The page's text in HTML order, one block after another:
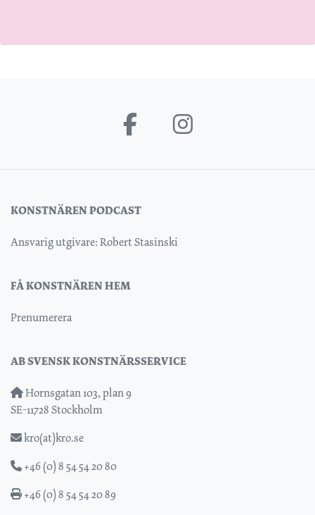
KONSTNÄREN PODCAST
Ansvarig utgivare: Robert Stasinski
FÅ KONSTNÄREN HEM
Prenumerera
AB SVENSK KONSTNÄRSSERVICE
Hornsgatan 103, plan 9
SE-11728 Stockholm
kro(at)kro.se
+46 (0) 8 54 54 20 80
+46 (0) 8 54 54 20 89